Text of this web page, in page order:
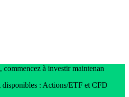
à investir maintenan
disponibles : Actions/ETF et CFD